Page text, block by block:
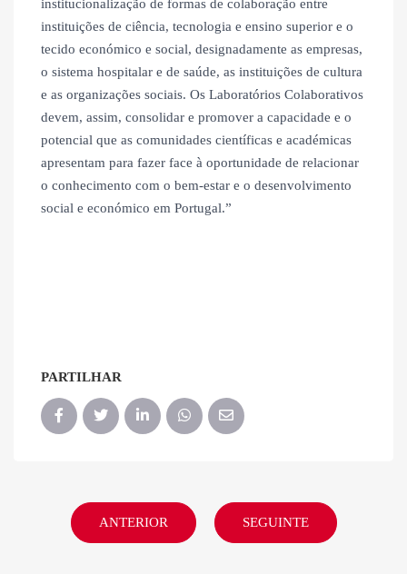
institucionalização de formas de colaboração entre
instituições de ciência, tecnologia e ensino superior e o
tecido económico e social, designadamente as empresas,
o sistema hospitalar e de saúde, as instituições de cultura
e as organizações sociais. Os Laboratórios Colaborativos
devem, assim, consolidar e promover a capacidade e o
potencial que as comunidades científicas e académicas
apresentam para fazer face à oportunidade de relacionar
o conhecimento com o bem-estar e o desenvolvimento
social e económico em Portugal.”
PARTILHAR
ANTERIOR SEGUINTE